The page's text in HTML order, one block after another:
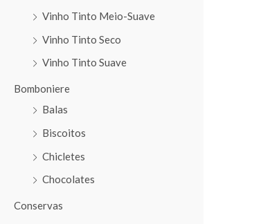
Vinho Tinto Meio-Suave
Vinho Tinto Seco
Vinho Tinto Suave
Bomboniere
Balas
Biscoitos
Chicletes
Chocolates
Conservas